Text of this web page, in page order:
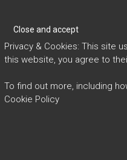
Privacy & Cookies: This site
this website, you agree to
To find out more, including
Cookie Policy